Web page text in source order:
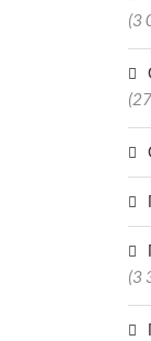
(3
(3